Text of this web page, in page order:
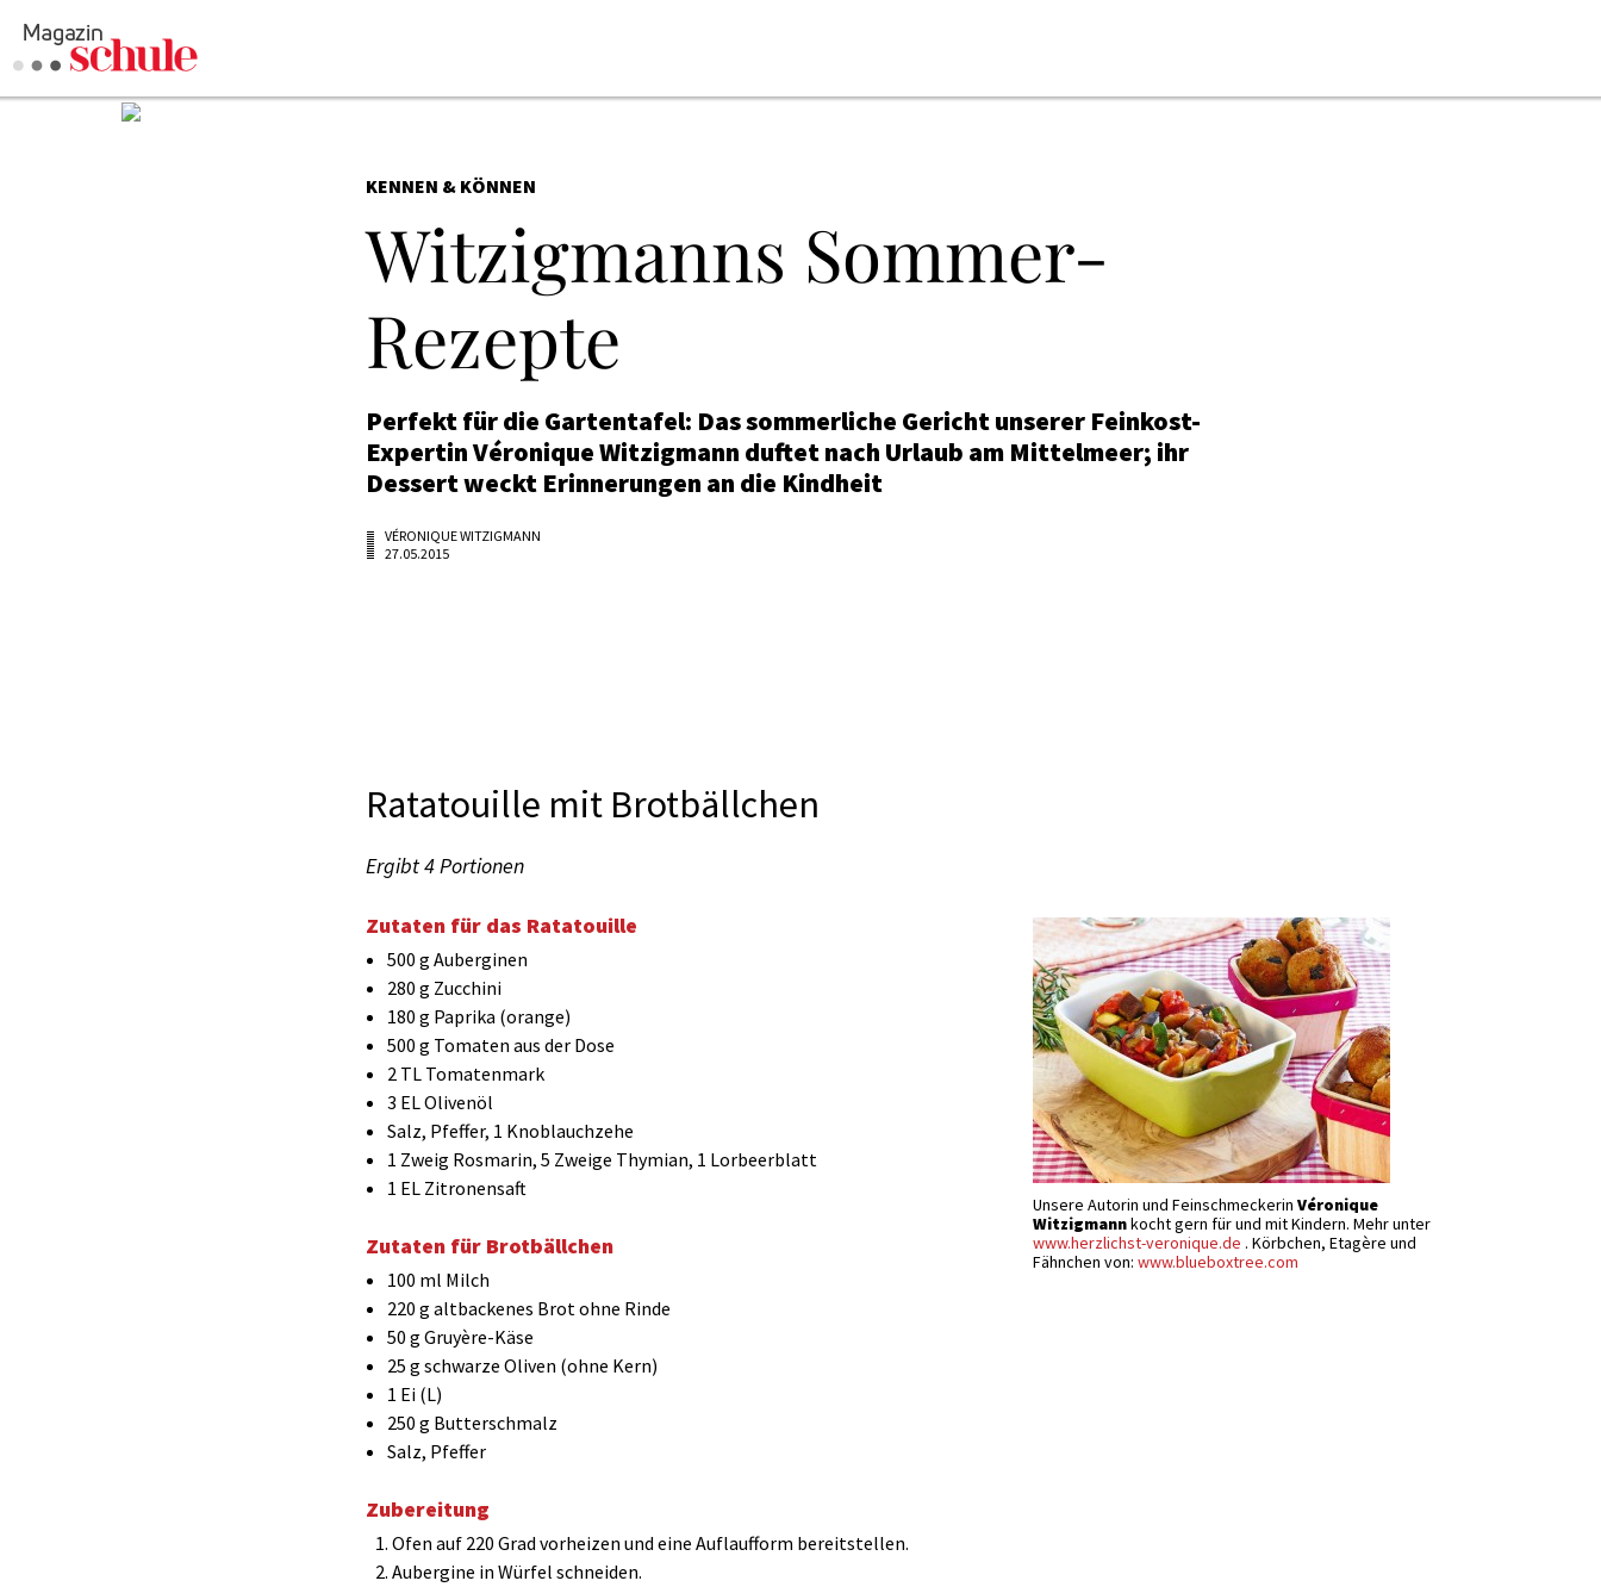
KENNEN & KÖNNEN
Witzigmanns Sommer-
Rezepte
Perfekt für die Gartentafel: Das sommerliche Gericht unserer Feinkost-
Expertin Véronique Witzigmann duftet nach Urlaub am Mittelmeer; ihr
Dessert weckt Erinnerungen an die Kindheit
VÉRONIQUE WITZIGMANN
27.05.2015
Ratatouille mit Brotbällchen
Ergibt 4 Portionen
Unsere Autorin und Feinschmeckerin Véronique
Witzigmannkocht gern für und mit Kindern. Mehr unter
www.herzlichst-veronique.de . Körbchen, Etagère und
Fähnchen von: www.blueboxtree.com
Zutaten für das Ratatouille
500 g Auberginen
280 g Zucchini
180 g Paprika (orange)
500 g Tomaten aus der Dose
2 TL Tomatenmark
3 EL Olivenöl
Salz, Pfeffer, 1 Knoblauchzehe
1 Zweig Rosmarin, 5 Zweige Thymian, 1 Lorbeerblatt
1 EL Zitronensaft
Zutaten für Brotbällchen
100 ml Milch
220 g altbackenes Brot ohne Rinde
50 g Gruyère-Käse
25 g schwarze Oliven (ohne Kern)
1 Ei (L)
250 g Butterschmalz
Salz, Pfeffer
Zubereitung
Ofen auf 220 Grad vorheizen und eine Auflaufform bereitstellen.
Aubergine in Würfel schneiden.